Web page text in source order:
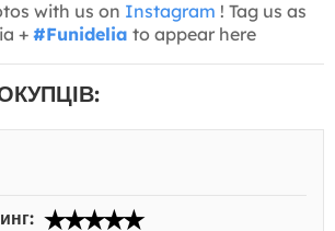
with us on Instagram ! Tag us as
+ #Funidelia to appear here